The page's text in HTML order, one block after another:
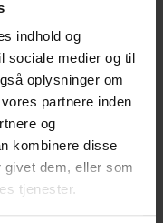
indhold og
sociale medier og til
oplysninger om
partnere inden
og
kombinere disse
givet dem, eller som
tjenester.
en unik
i Frederikshavn
salg,
at opnå succes
fortæller
Nord og